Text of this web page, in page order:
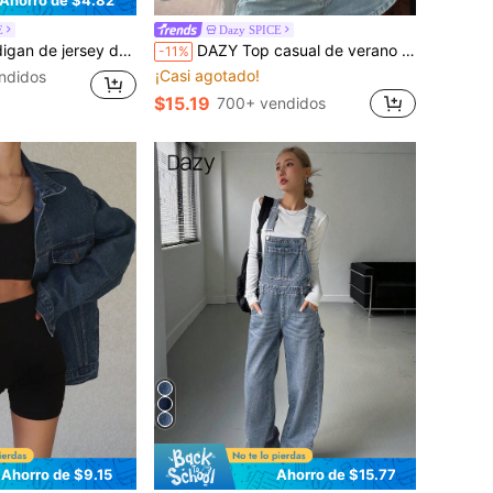
para mujer, chaqueta de fitness de primavera, ajuste regular
Dazy SPICE
-11% DAZY Top casual de verano para mujer, color liso, cuello redondo, manga corta, con patchwork y ribete de encaje, estilo escolar
¡Casi agotado!
$15.19 700+ vendidos
Ahorro de $9.15 Ahorro de $15.77